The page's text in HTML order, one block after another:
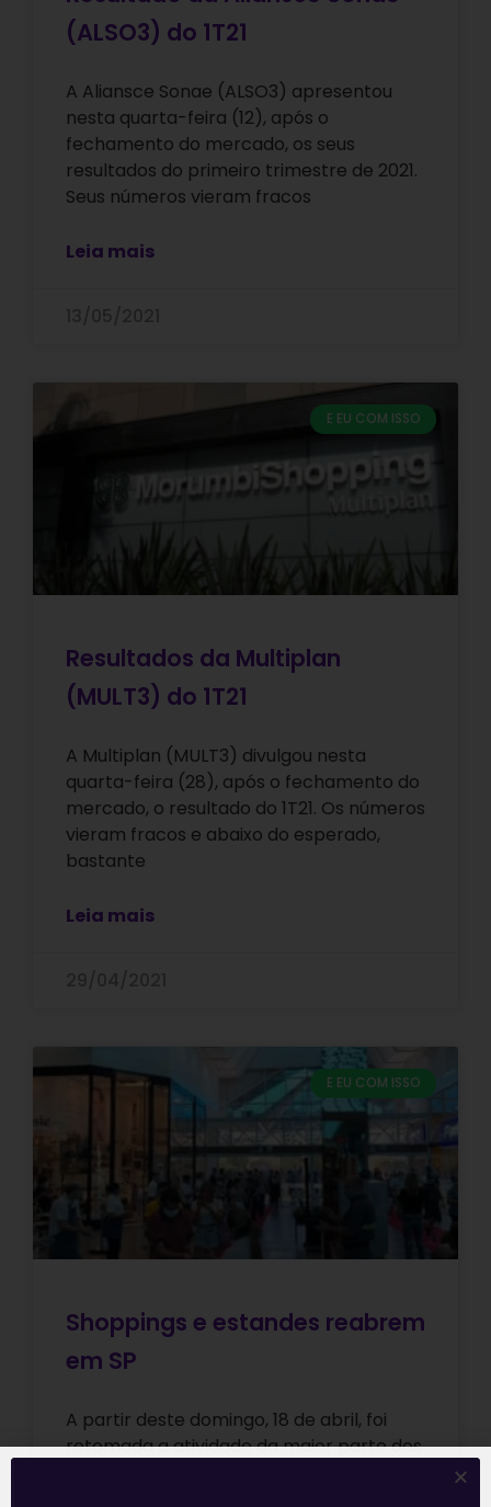
(ALSO3) do 1T21
A Aliansce Sonae (ALSO3) apresentou
nesta quarta-feira (12), após o
fechamento do mercado, os seus
resultados do primeiro trimestre de 2021.
Seus números vieram fracos
Leia mais
E EU COM ISSO
Resultados da Multiplan
(MULT3) do 1T21
A Multiplan (MULT3) divulgou nesta
quarta-feira (28), após o fechamento do
mercado, o resultado do 1T21. Os números
vieram fracos e abaixo do esperado,
bastante
Leia mais
E EU COM ISSO
Shoppings e estandes reabrem
em SP
A partir deste domingo, 18 de abril, foi
retomada a atividade da maior parte dos